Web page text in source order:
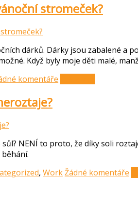
stromeček?
dárků. Dárky jsou zabalené a
Když byly moje děti malé,
komentáře
NENÍ to proto, že díky soli
, WorkŽádné komentáře